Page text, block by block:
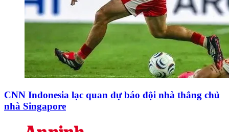
CNN Indonesia lạc quan dự báo đội nhà thắng chủ
nhà Singapore